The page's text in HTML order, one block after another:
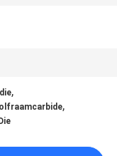
,
,